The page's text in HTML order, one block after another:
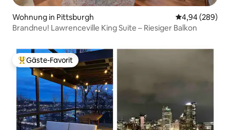
Wohnung in Pittsburgh
4,94 (289)
Brandneu! Lawrenceville King Suite – Riesiger Balkon
Beliebter Gäste-Favorit.
Gäste-Favorit